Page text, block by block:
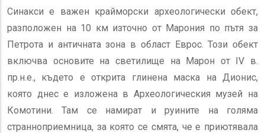
Синакси е важен крайморски археологически обект,
разположен на 10 км източно от Марония по пътя за
Петрота и античната зона в област Еврос. Този обект
включва основите на светилище на Марон от IV в.
пр.н.е., където е открита глинена маска на Дионис,
която днес е изложена в Археологическия музей на
Комотини. Там се намират и руините на голяма
странноприемница, за която се смята, че е приютявала